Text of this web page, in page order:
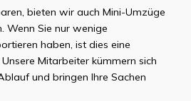
bieten wir auch Mini-Umzüge
Wenn Sie nur wenige
haben, ist dies eine
Mitarbeiter kümmern sich
und bringen Ihre Sachen